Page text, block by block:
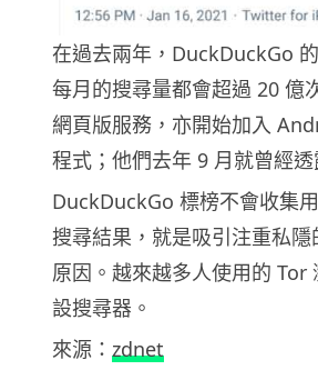
在過去兩年，DuckDuckGo
每月的搜尋量都會超過 20 億
網頁版服務，亦開始加入
程式；他們去年 9 月就曾經
DuckDuckGo 標榜不會收集
搜尋結果，就是吸引注重私
原因。越來越多人使用的
設搜尋器。
來源： zdnet